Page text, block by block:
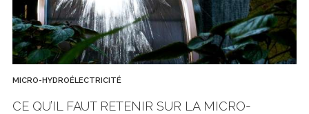
MICRO-HYDROÉLECTRICITÉ
CE QU’IL FAUT RETENIR SUR LA MICRO-